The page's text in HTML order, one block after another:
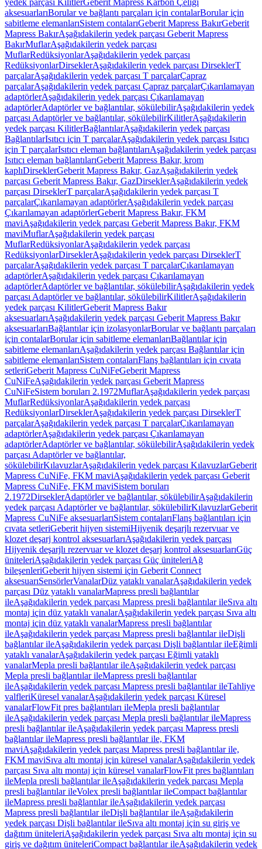
yedek parçası KilitlerGeberit Mapress Karbon Çeliği
aksesuarlarıBorular ve bağlantı parçaları için contalarBorular için
sabitleme elemanlarıSistem contalarıGeberit Mapress BakırGeberit
Mapress BakırAşağıdakilerin yedek parçası Geberit Mapress
BakırMuflarAşağıdakilerin yedek parçası
MuflarRedüksiyonlarAşağıdakilerin yedek parçası
RedüksiyonlarDirseklerAşağıdakilerin yedek parçası DirseklerT
parçalarAşağıdakilerin yedek parçası T parçalarÇapraz
parçalarAşağıdakilerin yedek parçası Çapraz parçalarÇıkarılamayan
adaptörlerAşağıdakilerin yedek parçası Çıkarılamayan
adaptörlerAdaptörler ve bağlantılar, sökülebilirAşağıdakilerin yedek
parçası Adaptörler ve bağlantılar, sökülebilirKilitlerAşağıdakilerin
yedek parçası KilitlerBağlantılarAşağıdakilerin yedek parçası
BağlantılarIsıtıcı için T parçalarAşağıdakilerin yedek parçası Isıtıcı
için T parçalarIsıtıcı eleman bağlantılarıAşağıdakilerin yedek parçası
Isıtıcı eleman bağlantılarıGeberit Mapress Bakır, krom
kaplıDirseklerGeberit Mapress Bakır, GazAşağıdakilerin yedek
parçası Geberit Mapress Bakır, GazDirseklerAşağıdakilerin yedek
parçası DirseklerT parçalarAşağıdakilerin yedek parçası T
parçalarÇıkarılamayan adaptörlerAşağıdakilerin yedek parçası
Çıkarılamayan adaptörlerGeberit Mapress Bakır, FKM
maviAşağıdakilerin yedek parçası Geberit Mapress Bakır, FKM
maviMuflarAşağıdakilerin yedek parçası
MuflarRedüksiyonlarAşağıdakilerin yedek parçası
RedüksiyonlarDirseklerAşağıdakilerin yedek parçası DirseklerT
parçalarAşağıdakilerin yedek parçası T parçalarÇıkarılamayan
adaptörlerAşağıdakilerin yedek parçası Çıkarılamayan
adaptörlerAdaptörler ve bağlantılar, sökülebilirAşağıdakilerin yedek
parçası Adaptörler ve bağlantılar, sökülebilirKilitlerAşağıdakilerin
yedek parçası KilitlerGeberit Mapress Bakır
aksesuarlarıAşağıdakilerin yedek parçası Geberit Mapress Bakır
aksesuarlarıBağlantılar için izolasyonlarBorular ve bağlantı parçaları
için contalarBorular için sabitleme elemanlarıBağlantılar için
sabitleme elemanlarıAşağıdakilerin yedek parçası Bağlantılar için
sabitleme elemanlarıSistem contalarıFlanş bağlantıları için cıvata
setleriGeberit Mapress CuNiFeGeberit Mapress
CuNiFeAşağıdakilerin yedek parçası Geberit Mapress
CuNiFeSistem boruları 2.1972MuflarAşağıdakilerin yedek parçası
MuflarRedüksiyonlarAşağıdakilerin yedek parçası
RedüksiyonlarDirseklerAşağıdakilerin yedek parçası DirseklerT
parçalarAşağıdakilerin yedek parçası T parçalarÇıkarılamayan
adaptörlerAşağıdakilerin yedek parçası Çıkarılamayan
adaptörlerAdaptörler ve bağlantılar, sökülebilirAşağıdakilerin yedek
parçası Adaptörler ve bağlantılar,
sökülebilirKılavuzlarAşağıdakilerin yedek parçası KılavuzlarGeberit
Mapress CuNiFe, FKM maviAşağıdakilerin yedek parçası Geberit
Mapress CuNiFe, FKM maviSistem boruları
2.1972DirseklerAdaptörler ve bağlantılar, sökülebilirAşağıdakilerin
yedek parçası Adaptörler ve bağlantılar, sökülebilirKılavuzlarGeberit
Mapress CuNiFe aksesuarlarıSistem contalarıFlanş bağlantıları için
cıvata setleriGeberit hijyen sistemiHijyenik deşarjlı rezervuar ve
klozet deşarj kontrol aksesuarlarıAşağıdakilerin yedek parçası
Hijyenik deşarjlı rezervuar ve klozet deşarj kontrol aksesuarlarıGüç
üniteleriAşağıdakilerin yedek parçası Güç üniteleriAğ
bileşenleriGeberit hijyen sistemi için Geberit Connect
aksesuarıSensörlerVanalarDüz yataklı vanalarAşağıdakilerin yedek
parçası Düz yataklı vanalarMapress presli bağlantılar
ileAşağıdakilerin yedek parçası Mapress presli bağlantılar ileSıva altı
montaj için düz yataklı vanalarAşağıdakilerin yedek parçası Sıva altı
montaj için düz yataklı vanalarMapress presli bağlantılar
ileAşağıdakilerin yedek parçası Mapress presli bağlantılar ileDişli
bağlantılar ileAşağıdakilerin yedek parçası Dişli bağlantılar ileEğimli
yataklı vanalarAşağıdakilerin yedek parçası Eğimli yataklı
vanalarMepla presli bağlantılar ileAşağıdakilerin yedek parçası
Mepla presli bağlantılar ileMapress presli bağlantılar
ileAşağıdakilerin yedek parçası Mapress presli bağlantılar ileTahliye
valfleriKüresel vanalarAşağıdakilerin yedek parçası Küresel
vanalarFlowFit pres bağlantıları ileMepla presli bağlantılar
ileAşağıdakilerin yedek parçası Mepla presli bağlantılar ileMapress
presli bağlantılar ileAşağıdakilerin yedek parçası Mapress presli
bağlantılar ileMapress presli bağlantılar ile, FKM
maviAşağıdakilerin yedek parçası Mapress presli bağlantılar ile,
FKM maviSıva altı montaj için küresel vanalarAşağıdakilerin yedek
parçası Sıva altı montaj için küresel vanalarFlowFit pres bağlantıları
ileMepla presli bağlantılar ileAşağıdakilerin yedek parçası Mepla
presli bağlantılar ileVolex presli bağlantılar ileCompact bağlantılar
ileMapress presli bağlantılar ileAşağıdakilerin yedek parçası
Mapress presli bağlantılar ileDişli bağlantılar ileAşağıdakilerin
yedek parçası Dişli bağlantılar ileSıva altı montaj için su giriş ve
dağıtım üniteleriAşağıdakilerin yedek parçası Sıva altı montaj için su
giriş ve dağıtım üniteleriCompact bağlantılar ileAşağıdakilerin yedek